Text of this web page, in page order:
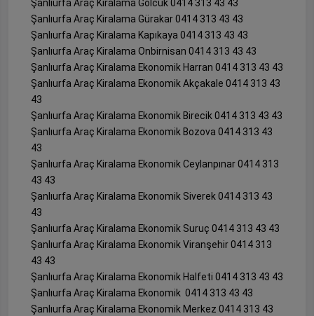
Şanlıurfa Araç Kiralama Gölcük 0414 313 43 43
Şanlıurfa Araç Kiralama Gürakar 0414 313 43 43
Şanlıurfa Araç Kiralama Kapıkaya 0414 313 43 43
Şanlıurfa Araç Kiralama Onbirnisan 0414 313 43 43
Şanlıurfa Araç Kiralama Ekonomik Harran 0414 313 43 43
Şanlıurfa Araç Kiralama Ekonomik Akçakale 0414 313 43
43
Şanlıurfa Araç Kiralama Ekonomik Birecik 0414 313 43 43
Şanlıurfa Araç Kiralama Ekonomik Bozova 0414 313 43
43
Şanlıurfa Araç Kiralama Ekonomik Ceylanpınar 0414 313
43 43
Şanlıurfa Araç Kiralama Ekonomik Siverek 0414 313 43
43
Şanlıurfa Araç Kiralama Ekonomik Suruç 0414 313 43 43
Şanlıurfa Araç Kiralama Ekonomik Viranşehir 0414 313
43 43
Şanlıurfa Araç Kiralama Ekonomik Halfeti 0414 313 43 43
Şanlıurfa Araç Kiralama Ekonomik 0414 313 43 43
Şanlıurfa Araç Kiralama Ekonomik Merkez 0414 313 43